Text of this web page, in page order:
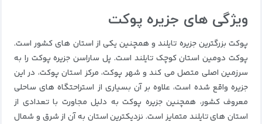
ویژگی های جزیره پوکت
پوکت بزرگترین جزیره تایلند و همچنین یکی از استان های کشور است.
پوکت دومین استان کوچک تایلند است. پل ساراسن جزیره پوکت را به
سرزمین اصلی متصل می کند و شهر پوکت، مرکز استان پوکت، در این
جزیره واقع شده است، علاوه بر آن بسیاری از استراحتگاه های ساحلی
معروف کشور، همچنین جزیره پوکت به دلیل مجاورت با تعدادی از
استان های تایلند متمایز است. نزدیکترین استان به آن از شرق و شمال